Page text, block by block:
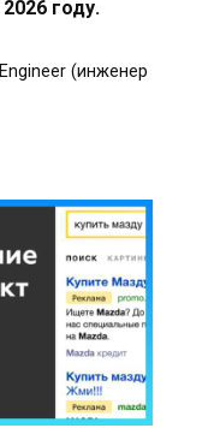
году.
(инженер